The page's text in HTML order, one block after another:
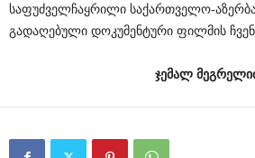
საფუძველჩაყრილი საქართველო-
გადაღებული დოკუმენტური ფილმის
ჯემალ